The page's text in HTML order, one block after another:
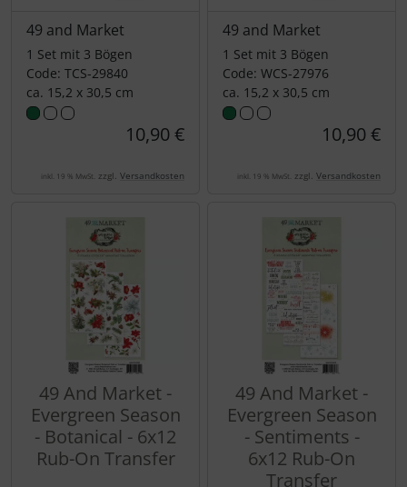
49 and Market
1 Set mit 3 Bögen
Code: TCS-29840
ca. 15,2 x 30,5 cm
10,90 €
inkl. 19 % MwSt. zzgl. Versandkosten
49 and Market
1 Set mit 3 Bögen
Code: WCS-27976
ca. 15,2 x 30,5 cm
10,90 €
inkl. 19 % MwSt. zzgl. Versandkosten
49 And Market -
Evergreen Season
- Botanical - 6x12
Rub-On Transfer
49 And Market -
Evergreen Season
- Sentiments -
6x12 Rub-On
Transfer